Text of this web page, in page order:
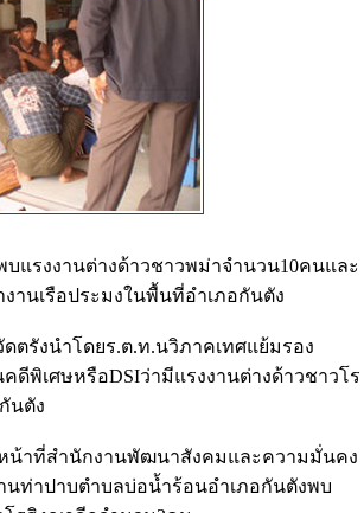
แรงงานต่างด้าวชาวพม่าจำนวน10คนและ
านเรือประมงในพื้นที่อำเภอกันตัง
ตรังนำโดยร.ต.ท.นวิภาคเทศแย้มรอง
ดีพิเศษหรือDSIว่ามีแรงงานต่างด้าวชาวโร
นตัง
หน้าที่สำนักงานพัฒนาสังคมและความมั่นคง
นท่าปาบตำบลบ่อน้ำร้อนอำเภอกันตังพบ